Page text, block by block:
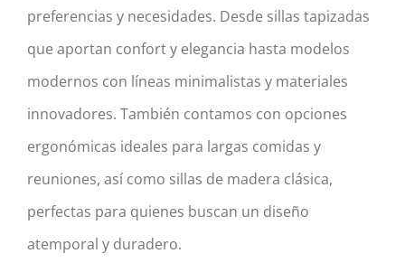
preferencias y necesidades. Desde sillas tapizadas
que aportan confort y elegancia hasta modelos
modernos con líneas minimalistas y materiales
innovadores. También contamos con opciones
ergonómicas ideales para largas comidas y
reuniones, así como sillas de madera clásica,
perfectas para quienes buscan un diseño
atemporal y duradero.